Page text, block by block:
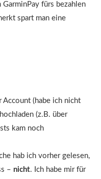
GarminPay fürs bezahlen
spart man eine
(habe ich nicht
(z.B. über
kam noch
hab ich vorher gelesen,
– nicht. Ich habe mir für